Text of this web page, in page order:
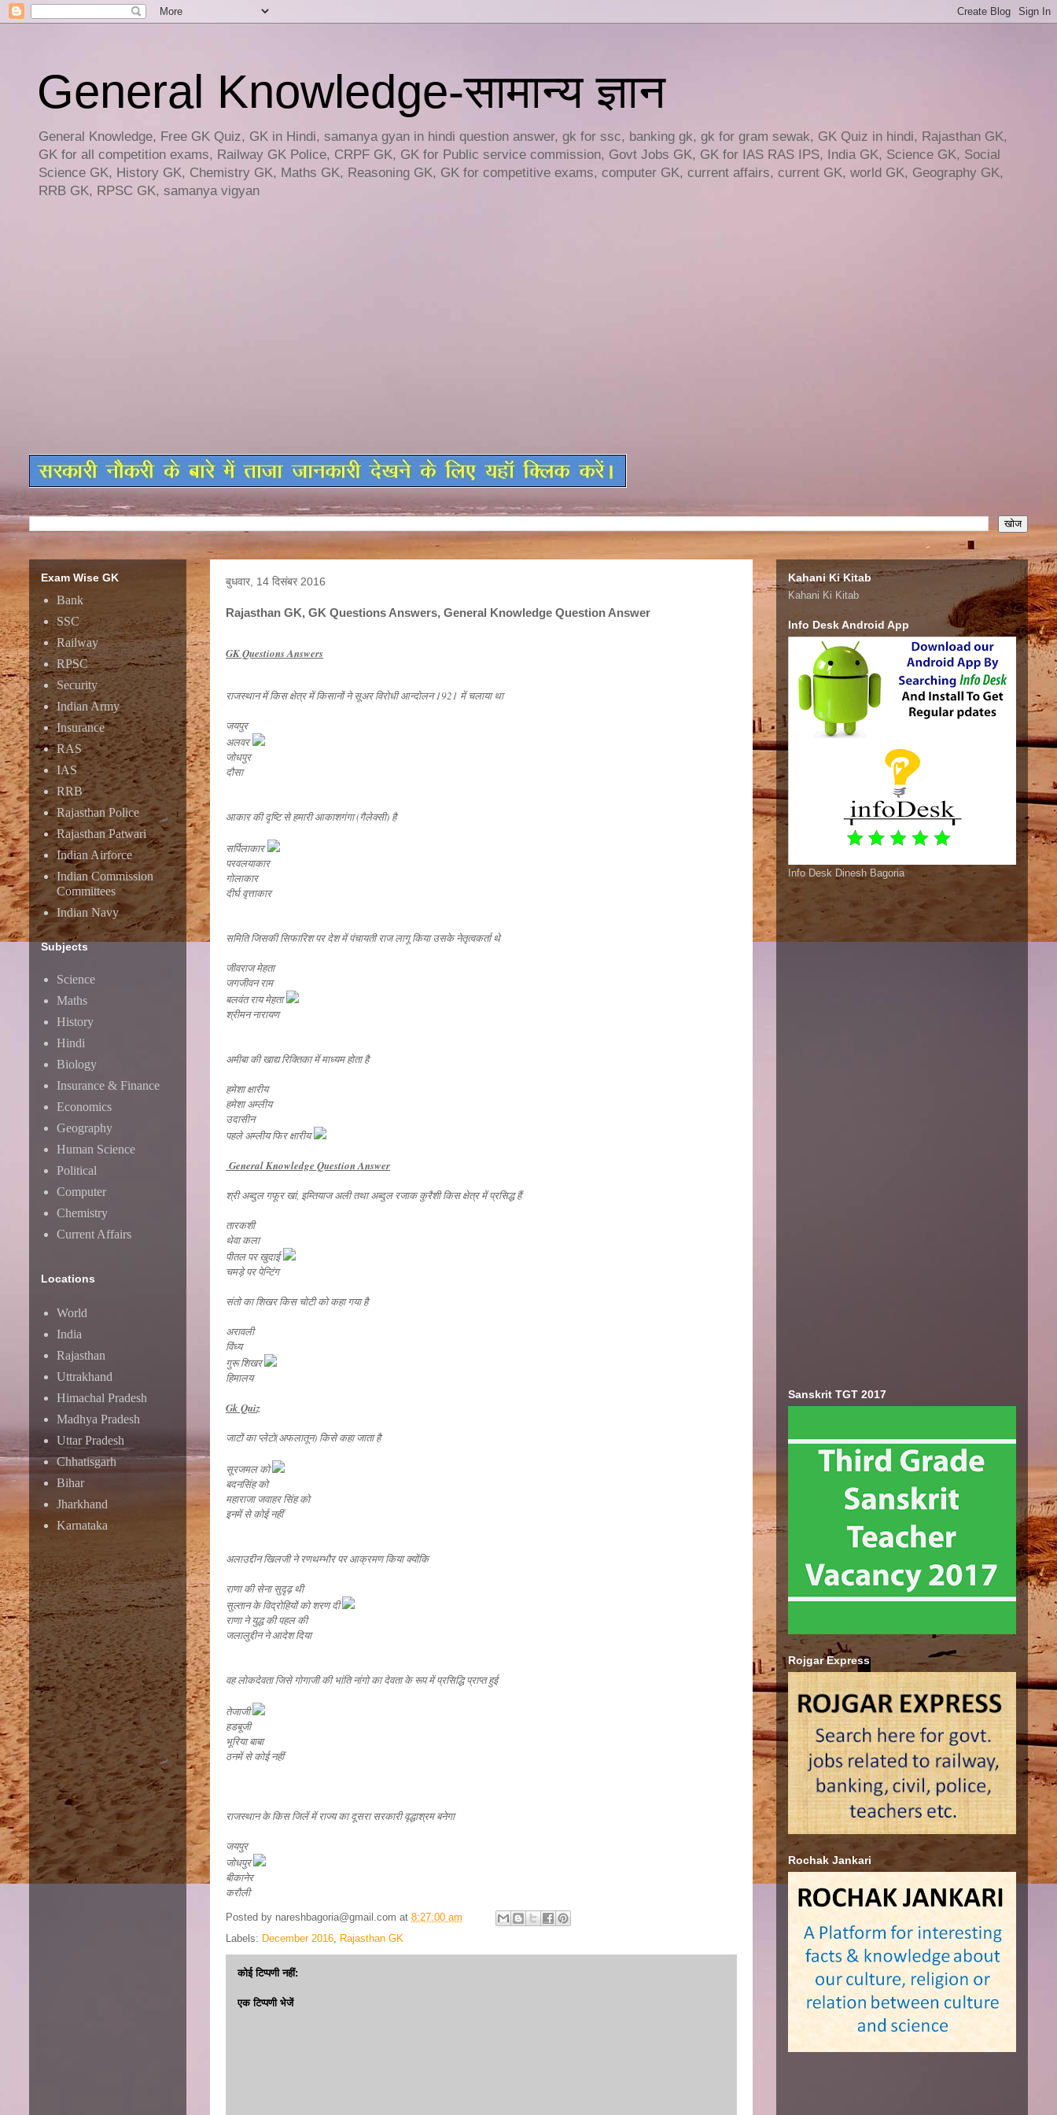
General Knowledge-सामान्य ज्ञान
General Knowledge, Free GK Quiz, GK in Hindi, samanya gyan in hindi question answer, gk for ssc, banking gk, gk for gram sewak, GK Quiz in hindi, Rajasthan GK,
GK for all competition exams, Railway GK Police, CRPF GK, GK for Public service commission, Govt Jobs GK, GK for IAS RAS IPS, India GK, Science GK, Social
Science GK, History GK, Chemistry GK, Maths GK, Reasoning GK, GK for competitive exams, computer GK, current affairs, current GK, world GK, Geography GK,
RRB GK, RPSC GK, samanya vigyan
बुधवार, 14 दिसंबर 2016
Rajasthan GK, GK Questions Answers, General Knowledge Question Answer
GK Questions Answers
राजस्थान में किस क्षेत्र में किसानों ने सूअर विरोधी आन्दोलन 1921 में चलाया था
जयपुर
अलवर
जोधपुर
दौसा
आकार की दृष्टि से हमारी आकाशगंगा (गैलेक्सी) है
सर्पिलाकार
परवलयाकार
गोलाकार
दीर्घ वृत्ताकार
समिति जिसकी सिफारिश पर देश में पंचायती राज लागू किया उसके नेतृत्वकर्ता थे
जीवराज मेहता
जगजीवन राम
बलवंत राय मेहता
श्रीमन नारायण
अमीबा की खाद्य रिक्तिका में माध्यम होता है
हमेशा क्षारीय
हमेशा अम्लीय
उदासीन
पहले अम्लीय फिर क्षारीय
General Knowledge Question Answer
श्री अब्दुल गफूर खां, इम्तियाज अली तथा अब्दुल रजाक कुरैशी किस क्षेत्र में प्रसिद्ध हैं
तारकशी
थेवा कला
पीतल पर खुदाई
चमड़े पर पेन्टिंग
संतो का शिखर किस चोटी को कहा गया है
अरावली
विंध्य
गुरू शिखर
हिमालय
Gk Quiz
जाटों का प्लेटो(अफलातून) किसे कहा जाता है
सूरजमल को
बदनसिंह को
महाराजा जवाहर सिंह को
इनमें से कोई नहीं
अलाउद्दीन खिलजी ने रणथम्भौर पर आक्रमण किया क्योंकि
राणा की सेना सुदृढ़ थी
सुल्तान के विद्रोहियों को शरण दी
राणा ने युद्ध की पहल की
जलालुद्दीन ने आदेश दिया
वह लोकदेवता जिसे गोगाजी की भांति नांगो का देवता के रूप में प्रसिद्धि प्राप्त हुई
तेजाजी
हडबूजी
भूरिया बाबा
ठनमें से कोई नहीं
राजस्थान के किस जिलें में राज्य का दूसरा सरकारी वृद्धाश्रम बनेगा
जयपुर
जोधपुर
बीकानेर
करौली
Posted by nareshbagoria@gmail.com at 8:27:00 am
Labels: December 2016, Rajasthan GK
कोई टिप्पणी नहीं:
एक टिप्पणी भेजें
Exam Wise GK
Bank
SSC
Railway
RPSC
Security
Indian Army
Insurance
RAS
IAS
RRB
Rajasthan Police
Rajasthan Patwari
Indian Airforce
Indian Commission
Committees
Indian Navy
Subjects
Science
Maths
History
Hindi
Biology
Insurance & Finance
Economics
Geography
Human Science
Political
Computer
Chemistry
Current Affairs
Locations
World
India
Rajasthan
Uttrakhand
Himachal Pradesh
Madhya Pradesh
Uttar Pradesh
Chhatisgarh
Bihar
Jharkhand
Karnataka
Kahani Ki Kitab
Kahani Ki Kitab
Info Desk Android App
Info Desk Dinesh Bagoria
Sanskrit TGT 2017
Rojgar Express
Rochak Jankari